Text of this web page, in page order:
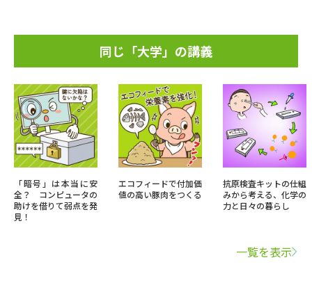
同じ「大学」の講義
「暗号」は本当に安
全？ コンピュータの
助けを借りて弱点を発
見！
エコフィードで付加価
値の高い豚肉をつくる
抗原検査キットの仕組
みから考える、化学の
力と日々の暮らし
一覧を表示